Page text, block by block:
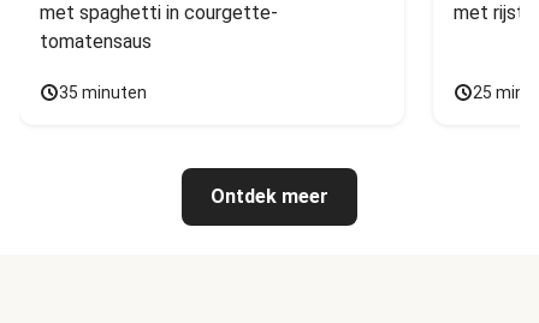
met spaghetti in courgette-
tomatensaus
35 minuten
met rijst,
25
Ontdek meer